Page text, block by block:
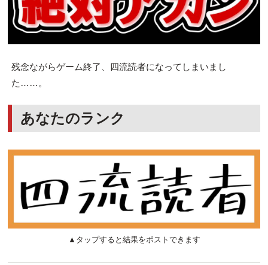
残念ながらゲーム終了、四流読者になってしまいまし
た……。
あなたのランク
▲タップすると結果をポストできます